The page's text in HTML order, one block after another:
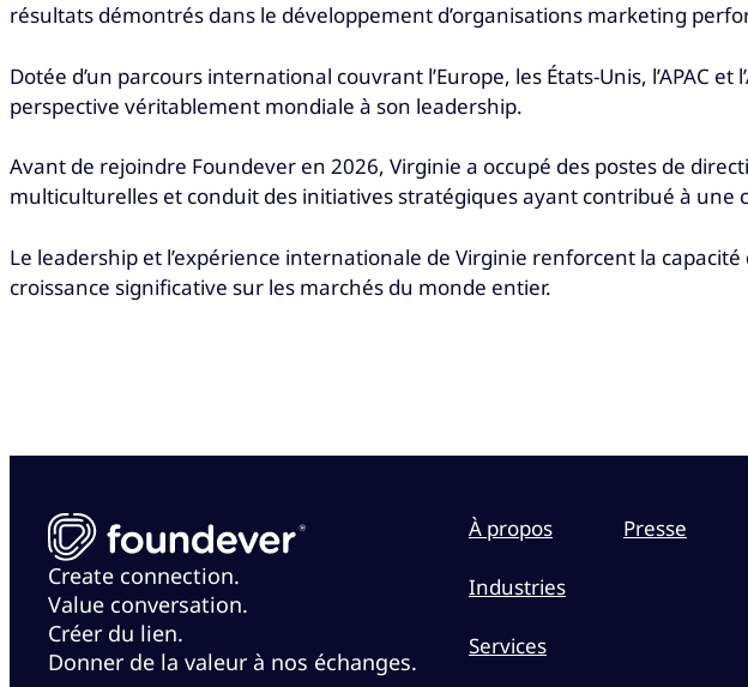
résultats démontrés dans le développement d’organisations marketing
Dotée d’un parcours international couvrant l’Europe, les États-Unis,
perspective véritablement mondiale à son leadership.
Avant de rejoindre Foundever en 2026, Virginie a occupé des postes de
multiculturelles et conduit des initiatives stratégiques ayant contribué à une
Le leadership et l’expérience internationale de Virginie renforcent la
croissance significative sur les marchés du monde entier.
Create connection.
Value conversation.
Créer du lien.
Donner de la valeur à nos échanges.
À propos
Industries
Services
Presse